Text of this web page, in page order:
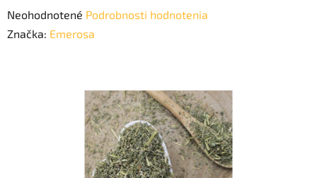
Priemerné
hodnotenie
Neohodnotené Podrobnosti hodnotenia
Značka: Emerosa